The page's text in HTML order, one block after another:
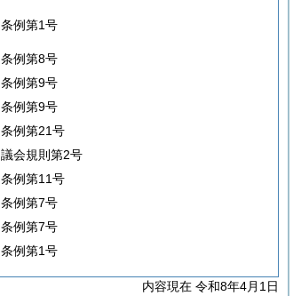
条例第1号
条例第8号
条例第9号
条例第9号
条例第21号
議会規則第2号
条例第11号
条例第7号
条例第7号
条例第1号
内容現在 令和8年4月1日